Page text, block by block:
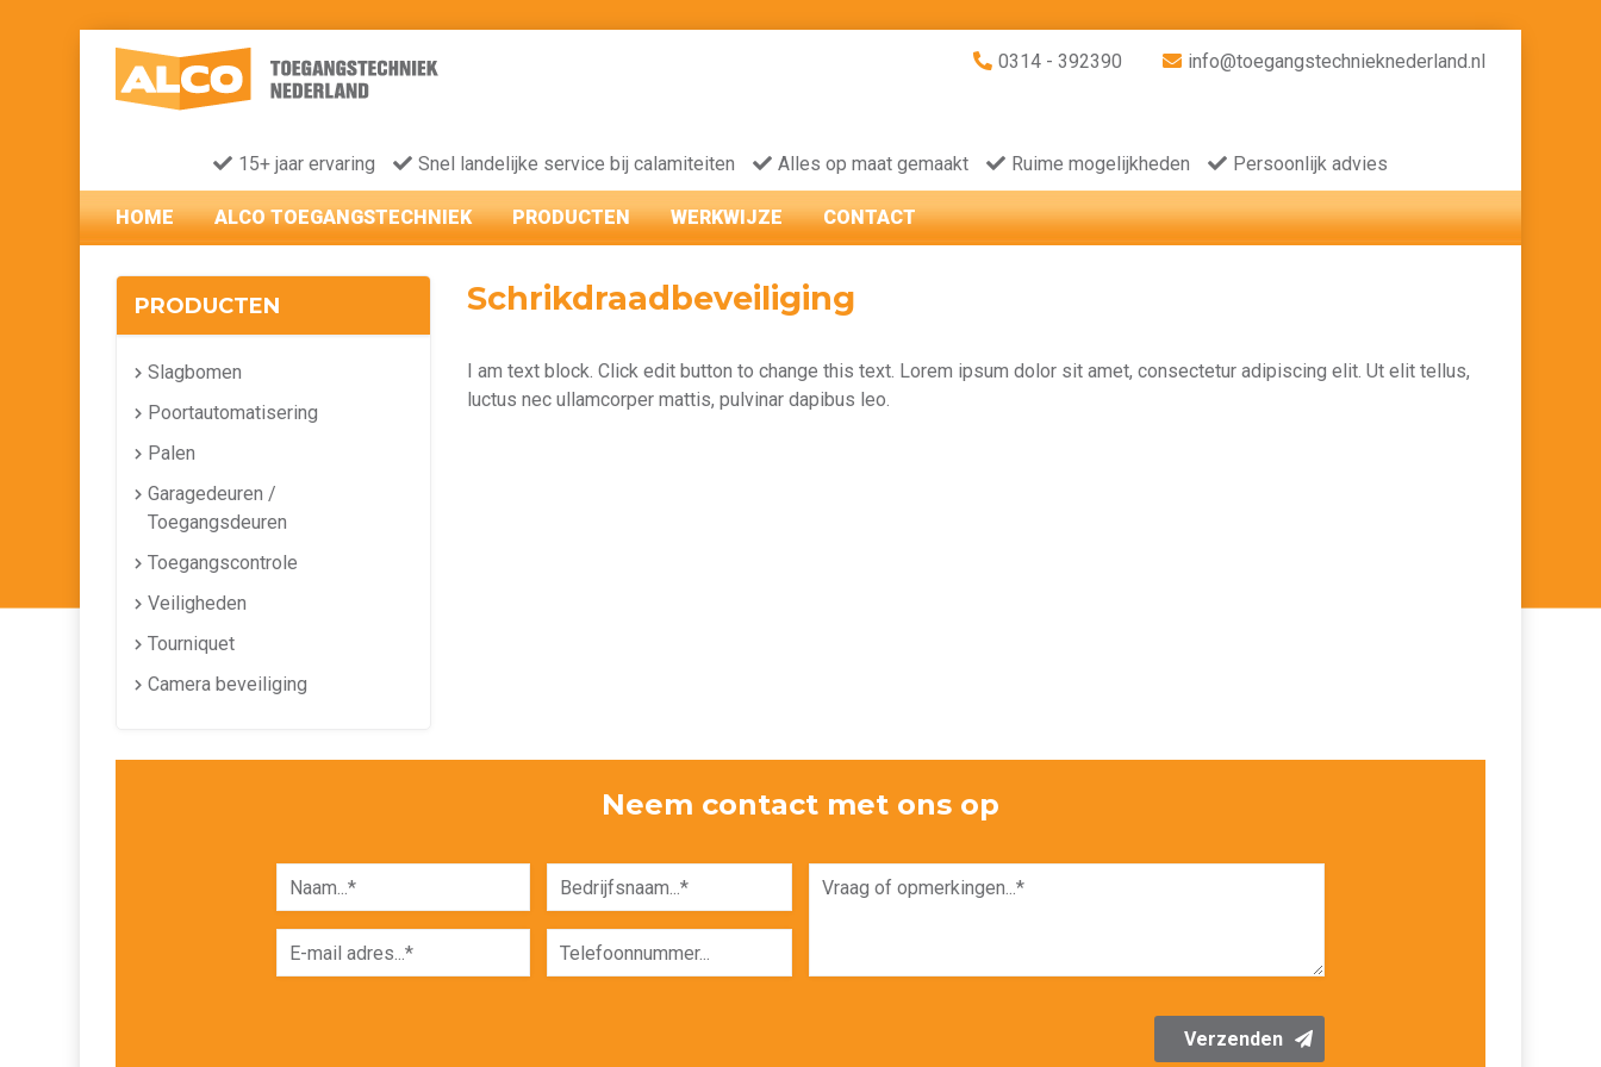
0314 - 392390 info@toegangstechnieknederland.nl
15+ jaar ervaring Snel landelijke service bij calamiteiten Alles op maat gemaakt Ruime mogelijkheden Persoonlijk advies
HOME ALCO TOEGANGSTECHNIEK PRODUCTEN WERKWIJZE CONTACT
PRODUCTEN
Slagbomen
Poortautomatisering
Palen
Garagedeuren /
Toegangsdeuren
Toegangscontrole
Veiligheden
Tourniquet
Camera beveiliging
Schrikdraadbeveiliging
I am text block. Click edit button to change this text. Lorem ipsum dolor sit amet, consectetur adipiscing elit. Ut elit tellus,
luctus nec ullamcorper mattis, pulvinar dapibus leo.
Neem contact met ons op
Verzenden